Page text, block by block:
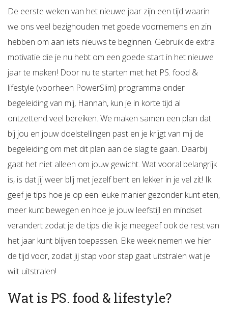
De eerste weken van het nieuwe jaar zijn een tijd waarin
we ons veel bezighouden met goede voornemens en zin
hebben om aan iets nieuws te beginnen. Gebruik de extra
motivatie die je nu hebt om een goede start in het nieuwe
jaar te maken! Door nu te starten met het PS. food &
lifestyle (voorheen PowerSlim) programma onder
begeleiding van mij, Hannah, kun je in korte tijd al
ontzettend veel bereiken. We maken samen een plan dat
bij jou en jouw doelstellingen past en je krijgt van mij de
begeleiding om met dit plan aan de slag te gaan. Daarbij
gaat het niet alleen om jouw gewicht. Wat vooral belangrijk
is, is dat jij weer blij met jezelf bent en lekker in je vel zit! Ik
geef je tips hoe je op een leuke manier gezonder kunt eten,
meer kunt bewegen en hoe je jouw leefstijl en mindset
verandert zodat je de tips die ik je meegeef ook de rest van
het jaar kunt blijven toepassen. Elke week nemen we hier
de tijd voor, zodat jij stap voor stap gaat uitstralen wat je
wilt uitstralen!
Wat is PS. food & lifestyle?